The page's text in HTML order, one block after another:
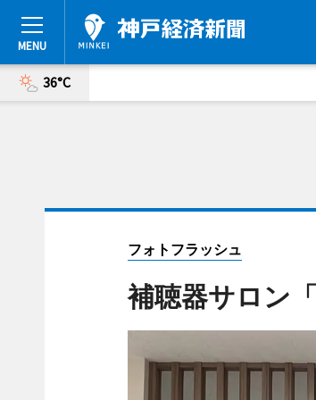
36°C
フォトフラッシュ
補聴器サロン